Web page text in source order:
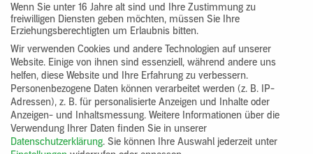
785,77 €
Gruppenprodukt
yosima_designputz_bigb
Wenn Sie unter 16 Jahre alt sind und Ihre Zustimmung zu
freiwilligen Diensten geben möchten, müssen Sie Ihre
Erziehungsberechtigten um Erlaubnis bitten.
Wir verwenden Cookies und andere Technologien auf unserer
Website. Einige von ihnen sind essenziell, während andere uns
helfen, diese Website und Ihre Erfahrung zu verbessern.
Personenbezogene Daten können verarbeitet werden (z. B. IP-
Adressen), z. B. für personalisierte Anzeigen und Inhalte oder
Anzeigen- und Inhaltsmessung. Weitere Informationen über die
Verwendung Ihrer Daten finden Sie in unserer
Datenschutzerklärung. Sie können Ihre Auswahl jederzeit unter